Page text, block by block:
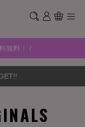
無料！ /